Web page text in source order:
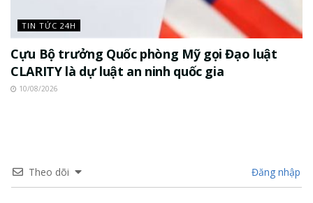
TIN TỨC 24H
Cựu Bộ trưởng Quốc phòng Mỹ gọi Đạo luật
CLARITY là dự luật an ninh quốc gia
10/08/2026
Theo dõi Đăng nhập